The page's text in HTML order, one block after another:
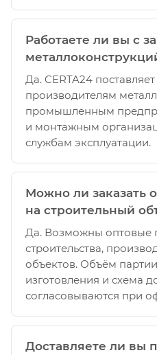
Работаете ли вы с
Да. CERTA24
производителям
промышленным
и монтажным
службам эксплуатации.
Можно ли заказать
на строительный
Да. Возможны оптовые
строительства,
объектов. Объём
изготовления и схема
согласовываются при
Доставляете ли вы